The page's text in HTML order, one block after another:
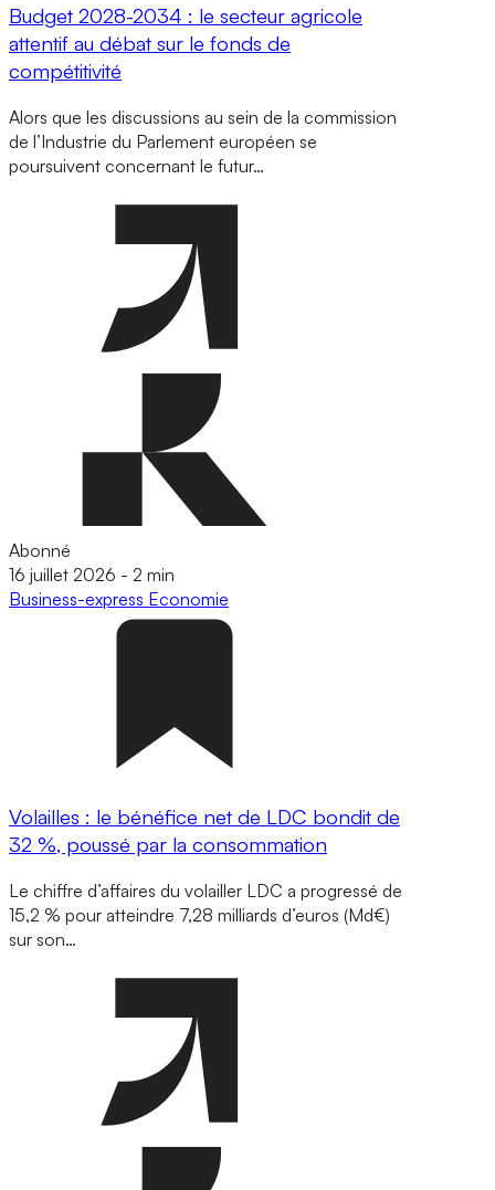
Budget 2028-2034 : le secteur agricole
attentif au débat sur le fonds de
compétitivité
Alors que les discussions au sein de la commission
de l’Industrie du Parlement européen se
poursuivent concernant le futur…
Abonné
16 juillet 2026 - 2 min
Business-express Economie
Volailles : le bénéfice net de LDC bondit de
32 %, poussé par la consommation
Le chiffre d’affaires du volailler LDC a progressé de
15,2 % pour atteindre 7,28 milliards d’euros (Md€)
sur son…